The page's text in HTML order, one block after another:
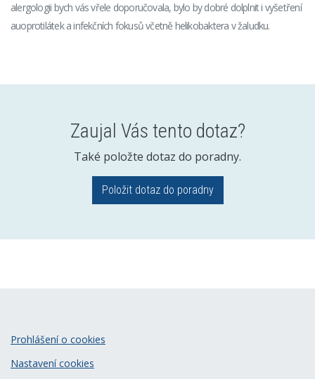
alergologii bych vás vřele doporučovala, bylo by dobré dolplnit i vyšetření
auoprotilátek a infekčních fokusů včetně helikobaktera v žaludku.
Zaujal Vás tento dotaz?
Také položte dotaz do poradny.
Položit dotaz do poradny
Prohlášení o cookies
Nastavení cookies